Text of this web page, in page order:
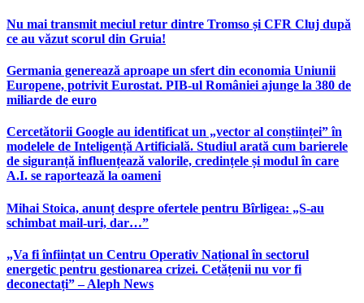
Nu mai transmit meciul retur dintre Tromso și CFR Cluj după
ce au văzut scorul din Gruia!
Germania generează aproape un sfert din economia Uniunii
Europene, potrivit Eurostat. PIB-ul României ajunge la 380 de
miliarde de euro
Cercetătorii Google au identificat un „vector al conștiinței” în
modelele de Inteligență Artificială. Studiul arată cum barierele
de siguranță influențează valorile, credințele și modul în care
A.I. se raportează la oameni
Mihai Stoica, anunț despre ofertele pentru Bîrligea: „S-au
schimbat mail-uri, dar…”
„Va fi înființat un Centru Operativ Național în sectorul
energetic pentru gestionarea crizei. Cetățenii nu vor fi
deconectați” – Aleph News